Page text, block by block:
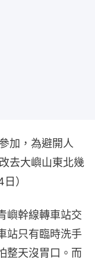
加，為避開人
去大嶼山東北幾
）
嶼幹線轉車站交
站只有臨時洗手
整天沒胃口。而